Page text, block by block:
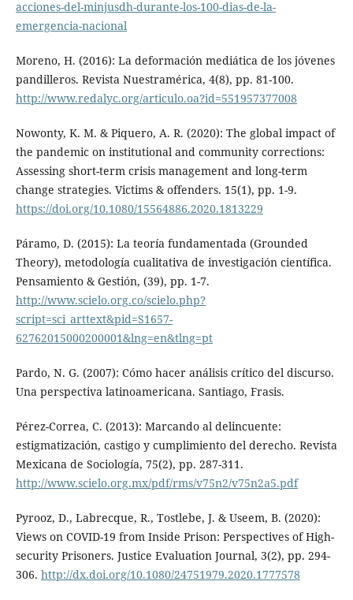
acciones-del-minjusdh-durante-los-100-dias-de-la-
emergencia-nacional
Moreno, H. (2016): La deformación mediática de los jóvenes
pandilleros. Revista Nuestramérica, 4(8), pp. 81-100.
http://www.redalyc.org/articulo.oa?id=551957377008
Nowonty, K. M. & Piquero, A. R. (2020): The global impact of
the pandemic on institutional and community corrections:
Assessing short-term crisis management and long-term
change strategies. Victims & offenders. 15(1), pp. 1-9.
https://doi.org/10.1080/15564886.2020.1813229
Páramo, D. (2015): La teoría fundamentada (Grounded
Theory), metodología cualitativa de investigación científica.
Pensamiento & Gestión, (39), pp. 1-7.
http://www.scielo.org.co/scielo.php?
script=sci_arttext&pid=S1657-
62762015000200001&lng=en&tlng=pt
Pardo, N. G. (2007): Cómo hacer análisis crítico del discurso.
Una perspectiva latinoamericana. Santiago, Frasis.
Pérez-Correa, C. (2013): Marcando al delincuente:
estigmatización, castigo y cumplimiento del derecho. Revista
Mexicana de Sociología, 75(2), pp. 287-311.
http://www.scielo.org.mx/pdf/rms/v75n2/v75n2a5.pdf
Pyrooz, D., Labrecque, R., Tostlebe, J. & Useem, B. (2020):
Views on COVID-19 from Inside Prison: Perspectives of High-
security Prisoners. Justice Evaluation Journal, 3(2), pp. 294-
306. http://dx.doi.org/10.1080/24751979.2020.1777578